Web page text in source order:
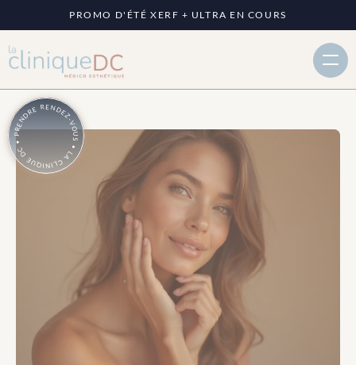
PROMO D'ÉTÉ XERF + ULTRA EN COURS
PRENDRE RENDEZ-VOUS • LA CLINIQUE DC •